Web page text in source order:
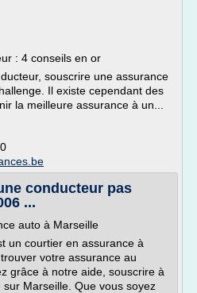
: 4 conseils en or
souscrire une assurance
Il existe cependant des
la meilleure assurance à un...
conducteur pas
...
auto à Marseille
un courtier en assurance à
votre assurance au
grâce à notre aide, souscrire à
Marseille. Que vous soyez